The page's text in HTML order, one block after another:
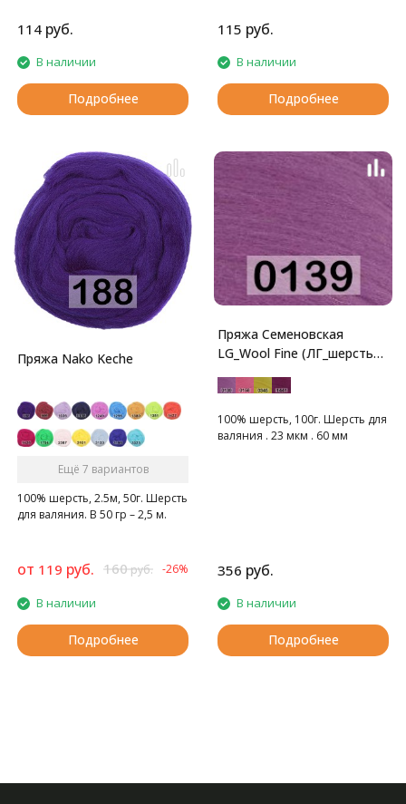
114 руб.
В наличии
Подробнее
115 руб.
В наличии
Подробнее
Пряжа Nako Keche
Ещё 7 вариантов
100% шерсть, 2.5м, 50г. Шерсть
для валяния. В 50 гр – 2,5 м.
от 119 руб. 160руб. -26%
В наличии
Подробнее
Пряжа Семеновская
LG_Wool Fine (ЛГ_шерсть
100% шерсть, 100г. Шерсть для
валяния . 23 мкм . 60 мм
356 руб.
В наличии
Подробнее